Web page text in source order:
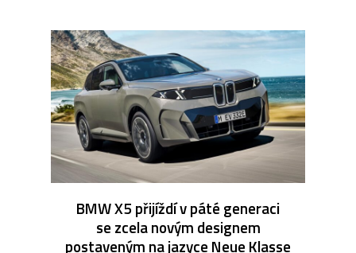
BMW X5 přijíždí v páté generaci
se zcela novým designem
postaveným na jazyce Neue Klasse